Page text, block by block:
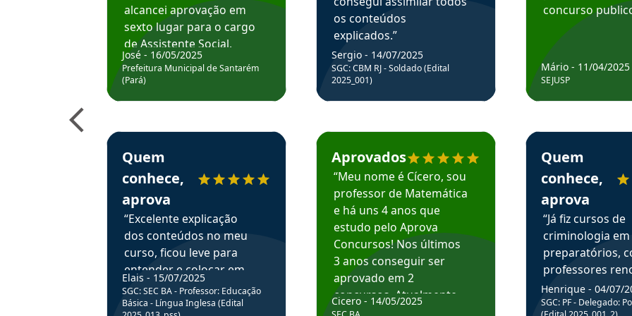
alcancei aprovação em
sexto lugar para o cargo
de Assistente Social.
Hoje estou atuando na
Prefeitura de Santarém.
José - 16/05/2025
Prefeitura Municipal de Santarém
(Pará)
Estudante Elais recomenda o Aprova Concursos em depoimento
Quem
conhece,
aprova
“Excelente explicação
dos conteúdos no meu
curso, ficou leve para
entender e colocar em
prática através da
resolução de questões.”
Elais - 15/07/2025
SGC: SEC BA - Professor: Educação
Básica - Língua Inglesa (Edital
os conteúdos
explicados.”
Sergio - 14/07/2025
SGC: CBM RJ - Soldado (Edital
2025_001)
Estudante Cicero recomenda o Aprova Concursos em depoimento
Aprovados
“Meu nome é Cícero, sou
professor de Matemática
e há uns 4 anos que
estudo pelo Aprova
Concursos! Nos últimos
3 anos conseguir ser
aprovado em 2
concursos. Atualmente,
estou atuando como
Cicero - 14/05/2025
concurso
Mário - 11/04/2025
SEJUSP
Estudante Henrique
Quem
conhece,
aprova
“Já fiz cursos de
criminologia em
preparatórios,
professores
fiz curso em pós
graduação.
Henrique - 04/07/
SGC: PF - Delegado: